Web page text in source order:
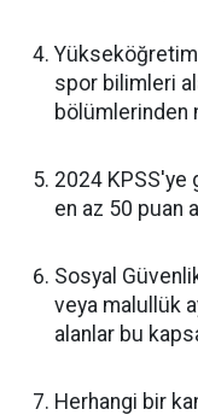
Yükseköğretim
spor bilimleri
bölümlerinden
2024 KPSS'ye
en az 50 puan
Sosyal
veya malullük
alanlar bu
Herhangi bir